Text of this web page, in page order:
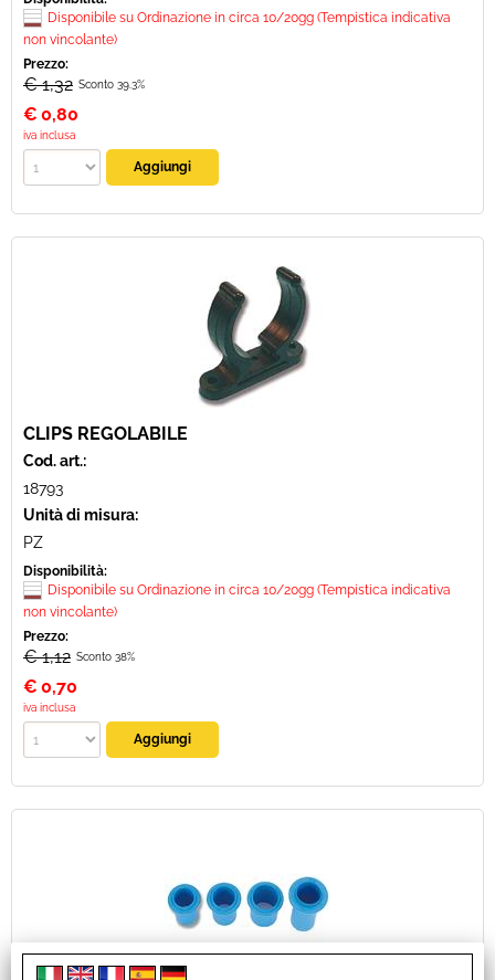
Disponibile su Ordinazione in circa 10/20gg (Tempistica indicativa
non vincolante)
Prezzo:
€ 1,32 Sconto 39.3%
€ 0,80
iva inclusa
CLIPS REGOLABILE
Cod. art.:
18793
Unità di misura:
PZ
Disponibilità:
Disponibile su Ordinazione in circa 10/20gg (Tempistica indicativa
non vincolante)
Prezzo:
€ 1,12 Sconto 38%
€ 0,70
iva inclusa